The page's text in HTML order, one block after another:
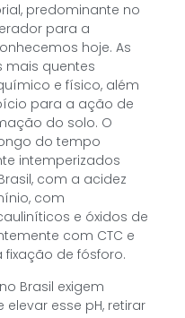
predominante no
para a
hoje. As
mais quentes
e físico, além
para a ação de
do solo. O
do tempo
intemperizados
com a acidez
com
e óxidos de
com CTC e
de fósforo.
Brasil exigem
esse pH, retirar